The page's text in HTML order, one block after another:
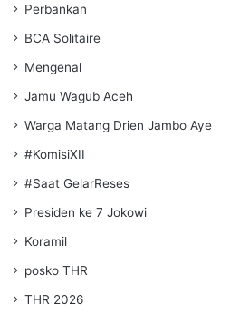
Perbankan
BCA Solitaire
Mengenal
Jamu Wagub Aceh
Warga Matang Drien Jambo Aye
#KomisiXII
#Saat GelarReses
Presiden ke 7 Jokowi
Koramil
posko THR
THR 2026